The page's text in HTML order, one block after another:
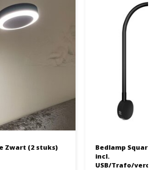
Zwart (2 stuks)
Bedlamp
incl.
USB/Trafo/